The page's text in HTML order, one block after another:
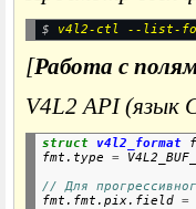
$
[Работа с
V4L2 API (язык
struct v4l2_format
fmt.type
=
// Для
fmt.fmt.pix.field =